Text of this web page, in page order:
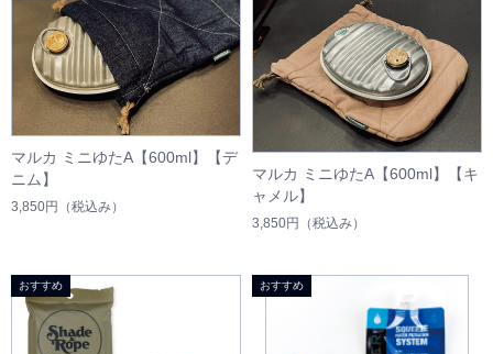
マルカ ミニゆたA【600ml】【デ
ニム】
3,850円 （税込み）
マルカ ミニゆたA【600ml】【キ
ャメル】
3,850円 （税込み）